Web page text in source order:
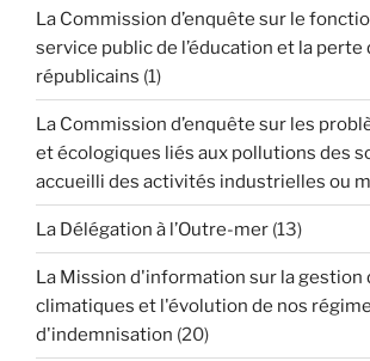
La Commission d’enquête sur le
service public de l’éducation et la perte
républicains (1)
La Commission d’enquête sur les
et écologiques liés aux pollutions des
accueilli des activités industrielles ou
La Délégation à l’Outre-mer (13)
La Mission d'information sur la gestion
climatiques et l'évolution de nos
d'indemnisation (20)